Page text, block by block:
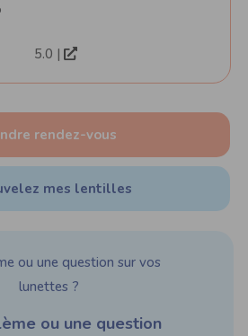
5.0 |
rendez-vous
mes lentilles
ou une question sur vos
lunettes ?
ou une question